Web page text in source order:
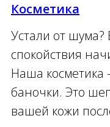
Косметика
Устали от шума?
спокойствия
Наша косметика
баночки. Это
вашей кожи